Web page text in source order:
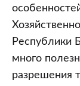
участием
(часть
1)
Республики
много
разрешения